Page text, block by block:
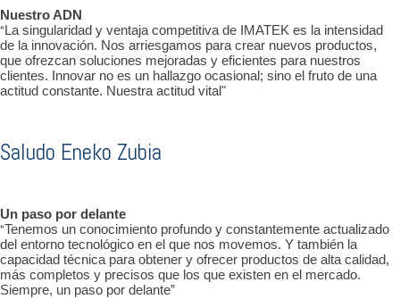
Nuestro ADN
“La singularidad y ventaja competitiva de IMATEK es la intensidad
de la innovación. Nos arriesgamos para crear nuevos productos,
que ofrezcan soluciones mejoradas y eficientes para nuestros
clientes. Innovar no es un hallazgo ocasional; sino el fruto de una
actitud constante. Nuestra actitud vital"
Saludo Eneko Zubia
Un paso por delante
“Tenemos un conocimiento profundo y constantemente actualizado
del entorno tecnológico en el que nos movemos. Y también la
capacidad técnica para obtener y ofrecer productos de alta calidad,
más completos y precisos que los que existen en el mercado.
Siempre, un paso por delante”